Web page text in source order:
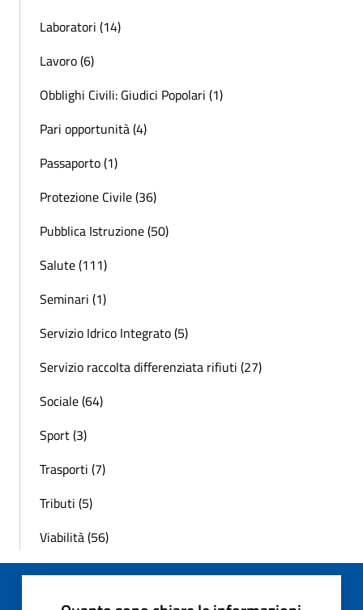
Laboratori (14)
Lavoro (6)
Obblighi Civili: Giudici Popolari (1)
Pari opportunità (4)
Passaporto (1)
Protezione Civile (36)
Pubblica Istruzione (50)
Salute (111)
Seminari (1)
Servizio Idrico Integrato (5)
Servizio raccolta differenziata rifiuti (27)
Sociale (64)
Sport (3)
Trasporti (7)
Tributi (5)
Viabilità (56)